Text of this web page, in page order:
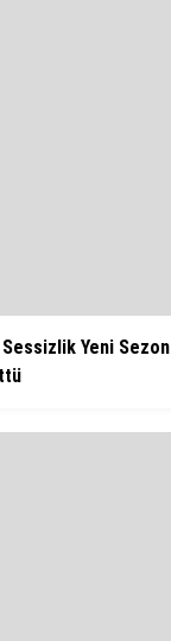
Yeni Sezon